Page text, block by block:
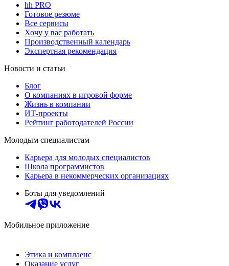
hh PRO
Готовое резюме
Все сервисы
Хочу у вас работать
Производственный календарь
Экспертная рекомендация
Новости и статьи
Блог
О компаниях в игровой форме
Жизнь в компании
ИТ-проекты
Рейтинг работодателей России
Молодым специалистам
Карьера для молодых специалистов
Школа программистов
Карьера в некоммерческих организациях
Боты для уведомлений
Мобильное приложение
Этика и комплаенс
Оказание услуг